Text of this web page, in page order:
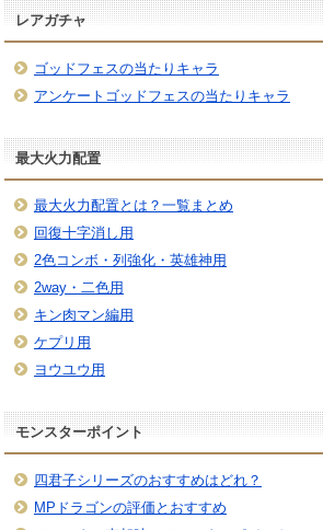
レアガチャ
ゴッドフェスの当たりキャラ
アンケートゴッドフェスの当たりキャラ
最大火力配置
最大火力配置とは？一覧まとめ
回復十字消し用
2色コンボ・列強化・英雄神用
2way・二色用
キン肉マン編用
ケプリ用
ヨウユウ用
モンスターポイント
四君子シリーズのおすすめはどれ？
MPドラゴンの評価とおすすめ